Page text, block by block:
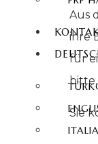
Aus
ihre
für
bitte.
Sie